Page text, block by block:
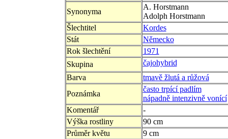
Synonyma
A. Horstmann
Adolph Horstmann
Šlechtitel
Kordes
Stát
Německo
Rok šlechtění
1971
Skupina
čajohybrid
Barva
tmavě žlutá a růžová
Poznámka
často trpící padlím
nápadně intenzivně vonící
Komentář
-
Výška rostliny
90 cm
Průměr květu
9 cm